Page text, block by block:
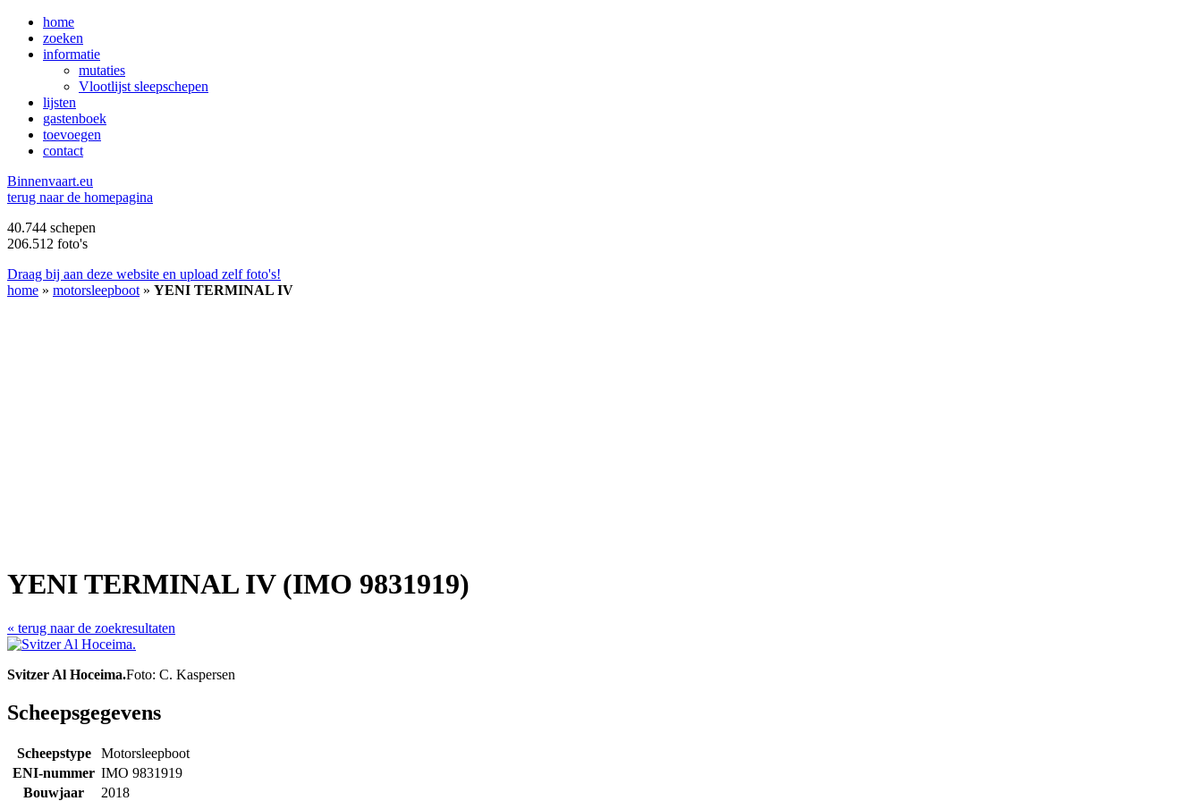
home
zoeken
informatie
mutaties
Vlootlijst sleepschepen
lijsten
gastenboek
toevoegen
contact
Binnenvaart.eu
terug naar de homepagina
40.744 schepen
206.512 foto's
Draag bij aan deze website en upload zelf foto's!
home » motorsleepboot » YENI TERMINAL IV
YENI TERMINAL IV (IMO 9831919)
« terug naar de zoekresultaten
Svitzer Al Hoceima.Foto: C. Kaspersen
Scheepsgegevens
Scheepstype
Motorsleepboot
ENI-nummer IMO 9831919
Bouwjaar
2018